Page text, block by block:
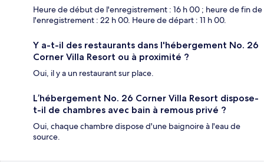
Heure de début de l'enregistrement : 16 h 00 ; heure de fin de
l'enregistrement : 22 h 00. Heure de départ : 11 h 00.
Y a-t-il des restaurants dans l'hébergement No. 26
Corner Villa Resort ou à proximité ?
Oui, il y a un restaurant sur place.
L’hébergement No. 26 Corner Villa Resort dispose-
t-il de chambres avec bain à remous privé ?
Oui, chaque chambre dispose d'une baignoire à l'eau de
source.